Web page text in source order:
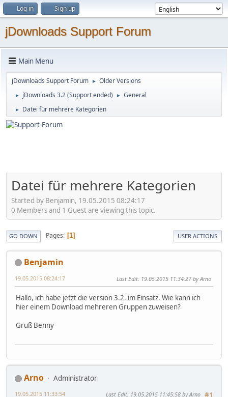
Log in Sign up
jDownloads Support Forum
Main Menu
jDownloads Support Forum ► Older Versions
► jDownloads 3.2 (Support ended) ► General
► Datei für mehrere Kategorien
Datei für mehrere Kategorien
Started by Benjamin, 19.05.2015 08:24:17
0 Members and 1 Guest are viewing this topic.
GO DOWN Pages 1 USER ACTIONS
Benjamin
19.05.2015 08:24:17 Last Edit: 19.05.2015 11:34:27 by Arno
Hallo, ich habe jetzt die version 3.2. im Einsatz. Wie kann ich
hier einem Download mehreren Gruppen zuweisen?
Gruß Benny
Arno
Administrator
#1
19.05.2015 11:33:54 Last Edit: 19.05.2015 11:45:58 by Arno